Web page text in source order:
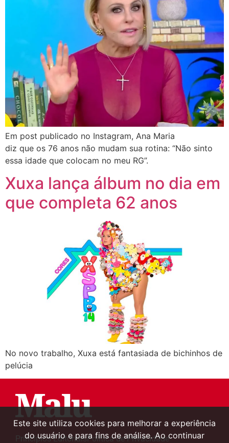
Em post publicado no Instagram, Ana Maria
diz que os 76 anos não mudam sua rotina: “Não sinto
essa idade que colocam no meu RG”.
Xuxa lança álbum no dia em
que completa 62 anos
No novo trabalho, Xuxa está fantasiada de bichinhos de
pelúcia
Princípios EditoriaisPolítica de Privacidade
Este site utiliza cookies para melhorar a experiência
do usuário e para fins de análise. Ao continuar